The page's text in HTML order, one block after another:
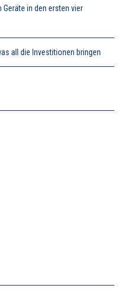
Geräte in den ersten vier
all die Investitionen bringen